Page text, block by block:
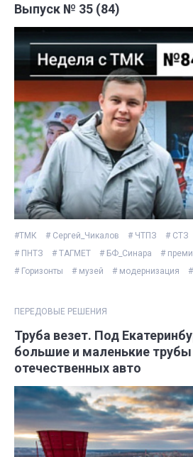
Выпуск № 35 (84)
#ТМК # Сергей_Чикалов # ЧТПЗ # СТЗ
# ПНТЗ
# ТАГМЕТ # БФ_Синара #
# Горизонты
# музей # модернизация
ПЕРЕДОВЫЕ РЕШЕНИЯ
Труба везет. Под
большие и маленькие
отечественных авто